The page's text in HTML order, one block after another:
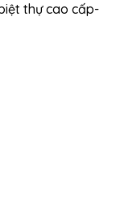
thự cao cấp-